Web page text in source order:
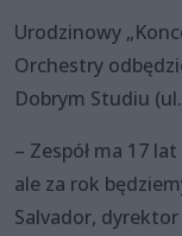
Urodzinowy
Orchestry
Dobrym Studiu
– Zespół ma 17
ale za rok
Salvador,